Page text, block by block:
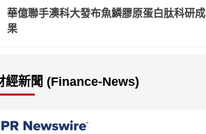
華億聯手澳科大發布魚鱗膠原蛋白肽科研成
果
經新聞 (Finance-News)